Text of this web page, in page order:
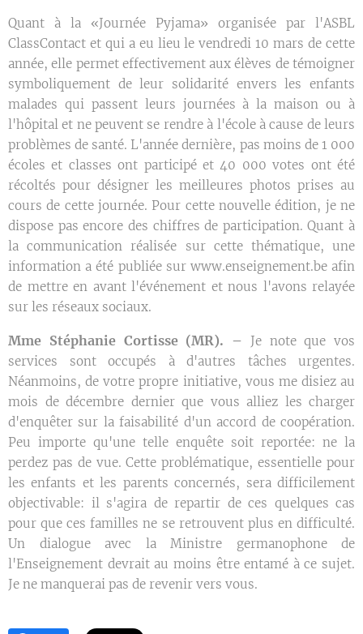
Quant à la «Journée Pyjama» organisée par l'ASBL
ClassContact et qui a eu lieu le vendredi 10 mars de cette
année, elle permet effectivement aux élèves de témoigner
symboliquement de leur solidarité envers les enfants
malades qui passent leurs journées à la maison ou à
l'hôpital et ne peuvent se rendre à l'école à cause de leurs
problèmes de santé. L'année dernière, pas moins de 1 000
écoles et classes ont participé et 40 000 votes ont été
récoltés pour désigner les meilleures photos prises au
cours de cette journée. Pour cette nouvelle édition, je ne
dispose pas encore des chiffres de participation. Quant à
la communication réalisée sur cette thématique, une
information a été publiée sur www.enseignement.be afin
de mettre en avant l'événement et nous l'avons relayée
sur les réseaux sociaux.
Mme Stéphanie Cortisse (MR). – Je note que vos
services sont occupés à d'autres tâches urgentes.
Néanmoins, de votre propre initiative, vous me disiez au
mois de décembre dernier que vous alliez les charger
d'enquêter sur la faisabilité d'un accord de coopération.
Peu importe qu'une telle enquête soit reportée: ne la
perdez pas de vue. Cette problématique, essentielle pour
les enfants et les parents concernés, sera difficilement
objectivable: il s'agira de repartir de ces quelques cas
pour que ces familles ne se retrouvent plus en difficulté.
Un dialogue avec la Ministre germanophone de
l'Enseignement devrait au moins être entamé à ce sujet.
Je ne manquerai pas de revenir vers vous.